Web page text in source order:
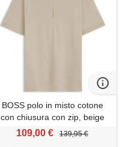
BOSS polo in misto cotone
con chiusura con zip, beige
chiaro
109,00 € 139,95 €